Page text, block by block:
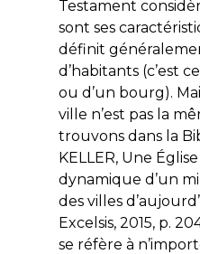
Testament
sont ses
définit
d’habitants (c’est
ou d’un bourg).
ville n’est pas la
trouvons dans la
KELLER, Une
dynamique d’un
des villes
Excelsis, 2015, p.
se réfère à